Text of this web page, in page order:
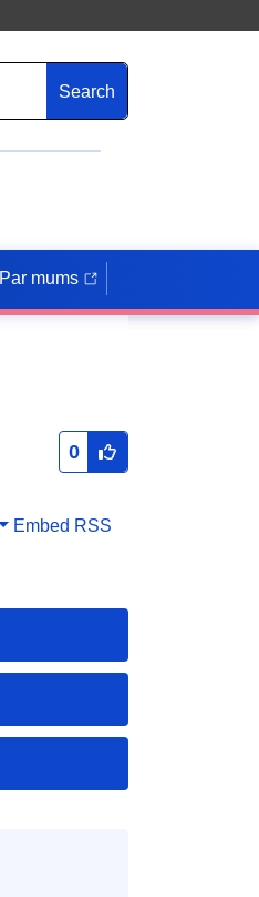
Search
Par mums
0
Embed RSS